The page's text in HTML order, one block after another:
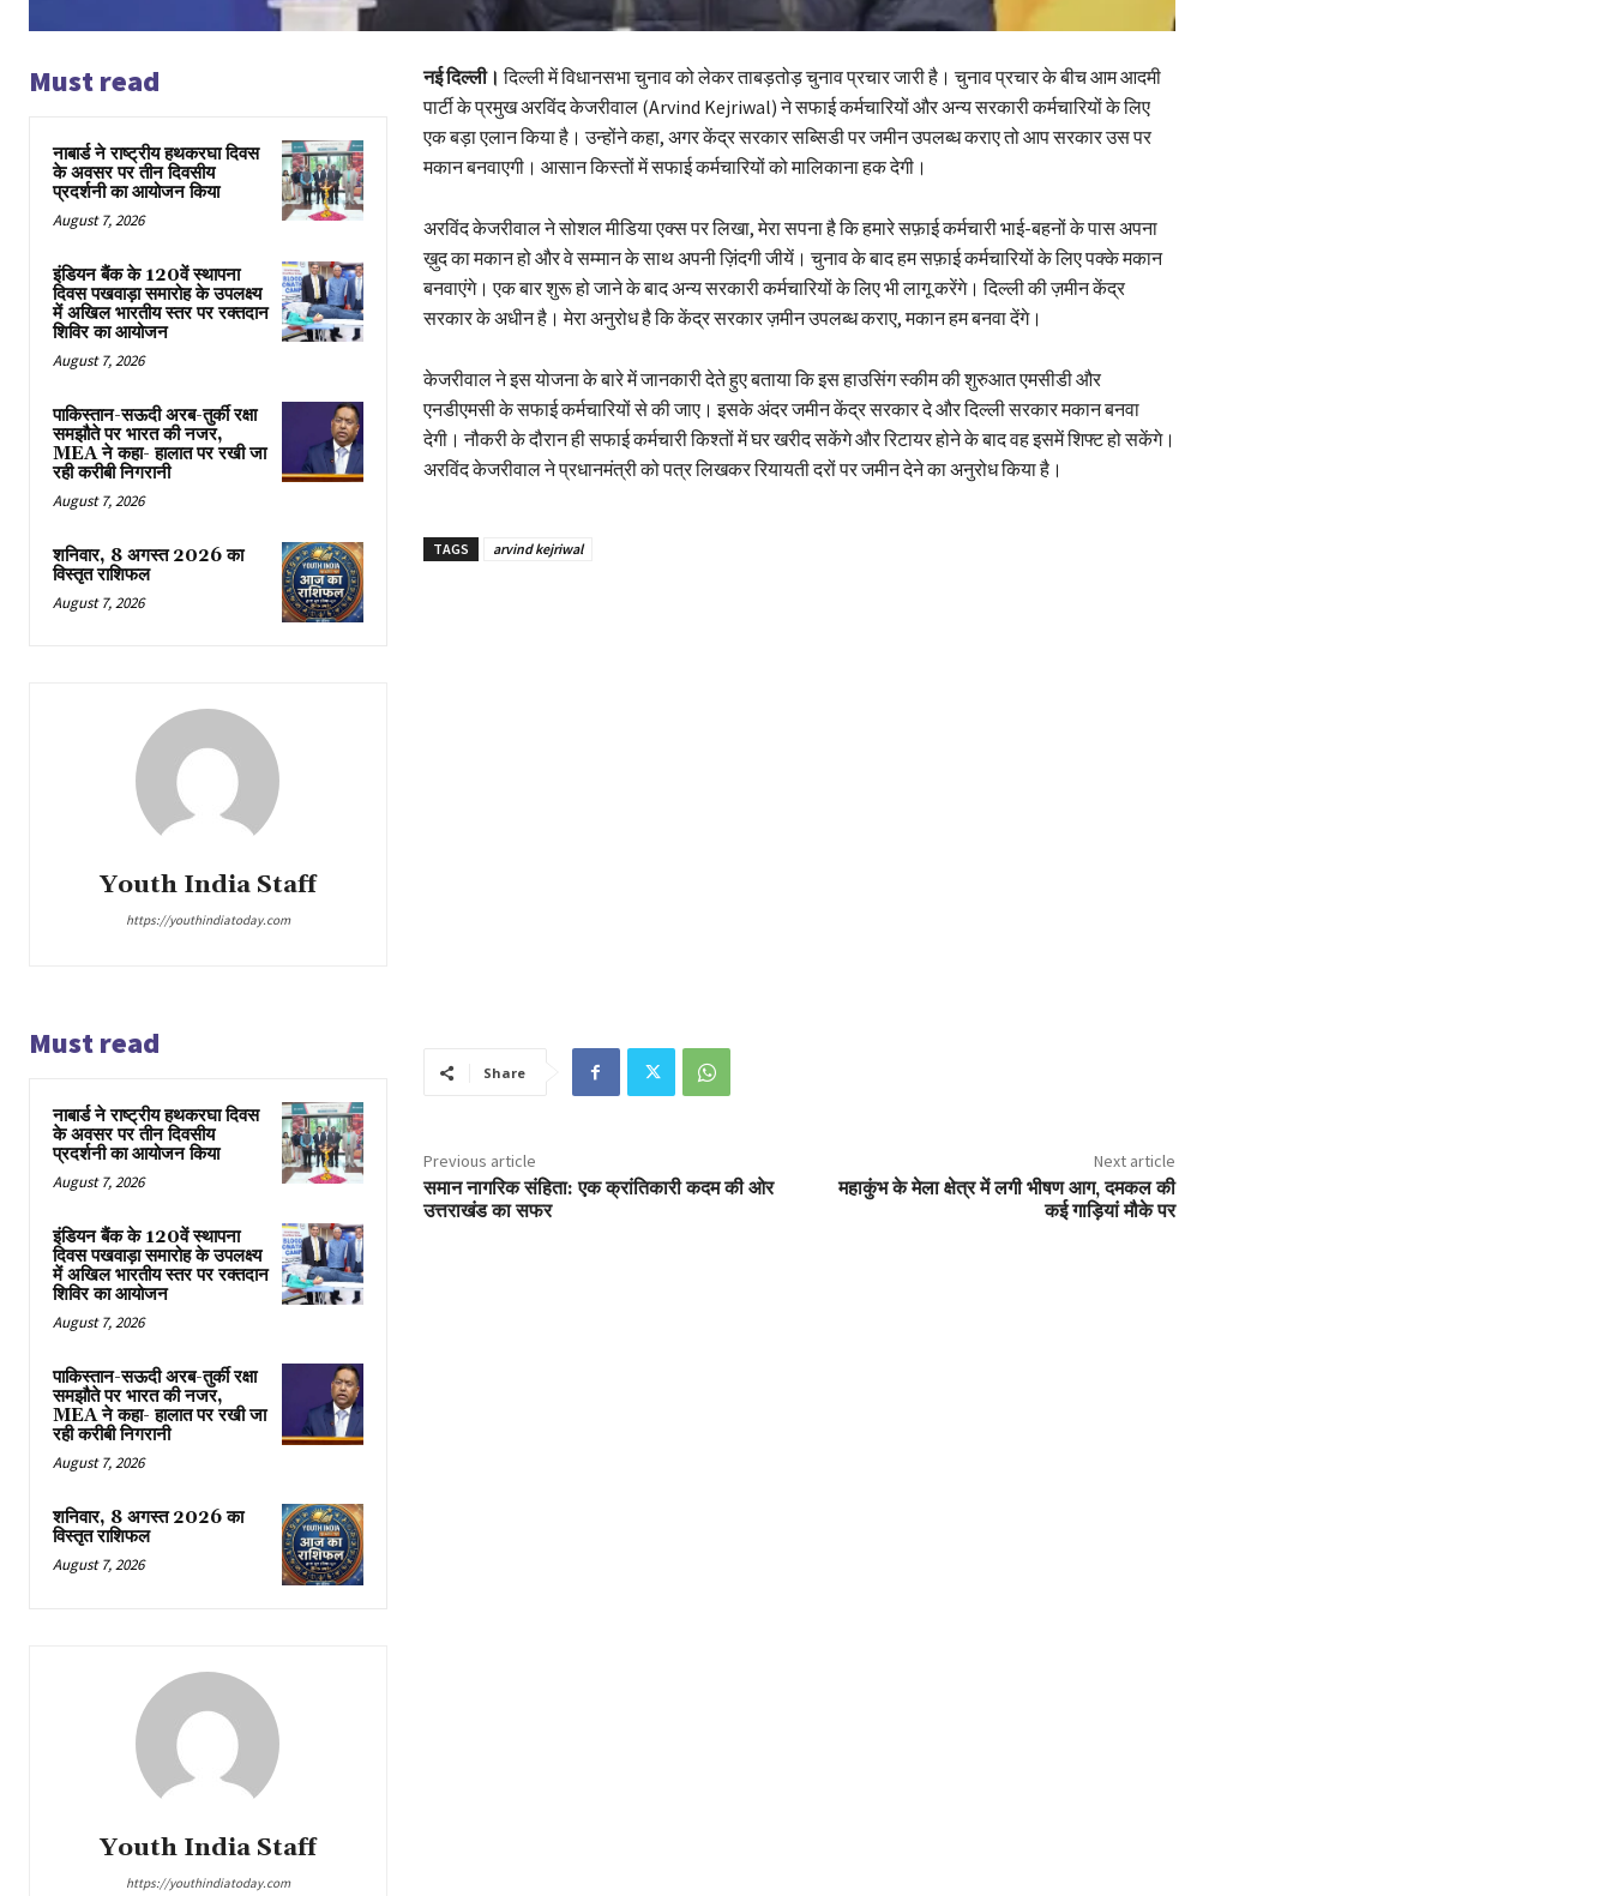
Must read
नाबार्ड ने राष्ट्रीय हथकरघा दिवस
के अवसर पर तीन दिवसीय
प्रदर्शनी का आयोजन किया
August 7, 2026
इंडियन बैंक के 120वें स्थापना
दिवस पखवाड़ा समारोह के उपलक्ष्य
में अखिल भारतीय स्तर पर रक्तदान
शिविर का आयोजन
August 7, 2026
पाकिस्तान-सऊदी अरब-तुर्की रक्षा
समझौते पर भारत की नजर,
MEA ने कहा- हालात पर रखी जा
रही करीबी निगरानी
August 7, 2026
शनिवार, 8 अगस्त 2026 का
विस्तृत राशिफल
August 7, 2026
Youth India Staff
https://youthindiatoday.com
नई दिल्ली। दिल्ली में विधानसभा चुनाव को लेकर ताबड़तोड़ चुनाव प्रचार जारी है। चुनाव प्रचार के बीच आम आदमी
पार्टी के प्रमुख अरविंद केजरीवाल (Arvind Kejriwal) ने सफाई कर्मचारियों और अन्य सरकारी कर्मचारियों के लिए
एक बड़ा एलान किया है। उन्होंने कहा, अगर केंद्र सरकार सब्सिडी पर जमीन उपलब्ध कराए तो आप सरकार उस पर
मकान बनवाएगी। आसान किस्तों में सफाई कर्मचारियों को मालिकाना हक देगी।
अरविंद केजरीवाल ने सोशल मीडिया एक्स पर लिखा, मेरा सपना है कि हमारे सफ़ाई कर्मचारी भाई-बहनों के पास अपना
ख़ुद का मकान हो और वे सम्मान के साथ अपनी ज़िंदगी जीयें। चुनाव के बाद हम सफ़ाई कर्मचारियों के लिए पक्के मकान
बनवाएंगे। एक बार शुरू हो जाने के बाद अन्य सरकारी कर्मचारियों के लिए भी लागू करेंगे। दिल्ली की ज़मीन केंद्र
सरकार के अधीन है। मेरा अनुरोध है कि केंद्र सरकार ज़मीन उपलब्ध कराए, मकान हम बनवा देंगे।
केजरीवाल ने इस योजना के बारे में जानकारी देते हुए बताया कि इस हाउसिंग स्कीम की शुरुआत एमसीडी और
एनडीएमसी के सफाई कर्मचारियों से की जाए। इसके अंदर जमीन केंद्र सरकार दे और दिल्ली सरकार मकान बनवा
देगी। नौकरी के दौरान ही सफाई कर्मचारी किश्तों में घर खरीद सकेंगे और रिटायर होने के बाद वह इसमें शिफ्ट हो सकेंगे।
अरविंद केजरीवाल ने प्रधानमंत्री को पत्र लिखकर रियायती दरों पर जमीन देने का अनुरोध किया है।
TAGS arvind kejriwal
Must read
नाबार्ड ने राष्ट्रीय हथकरघा दिवस
के अवसर पर तीन दिवसीय
प्रदर्शनी का आयोजन किया
August 7, 2026
इंडियन बैंक के 120वें स्थापना
दिवस पखवाड़ा समारोह के उपलक्ष्य
में अखिल भारतीय स्तर पर रक्तदान
शिविर का आयोजन
August 7, 2026
पाकिस्तान-सऊदी अरब-तुर्की रक्षा
समझौते पर भारत की नजर,
MEA ने कहा- हालात पर रखी जा
रही करीबी निगरानी
August 7, 2026
शनिवार, 8 अगस्त 2026 का
विस्तृत राशिफल
August 7, 2026
Youth India Staff
https://youthindiatoday.com
Share
Previous article
समान नागरिक संहिता: एक क्रांतिकारी कदम की ओर
उत्तराखंड का सफर
Next article
महाकुंभ के मेला क्षेत्र में लगी भीषण आग, दमकल की
कई गाड़ियां मौके पर